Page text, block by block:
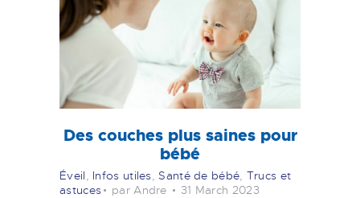
Des couches plus saines pour
bébé
Éveil Infos utiles ,Santé de bébé Trucs et
astuces
par Andre 31 March 2023